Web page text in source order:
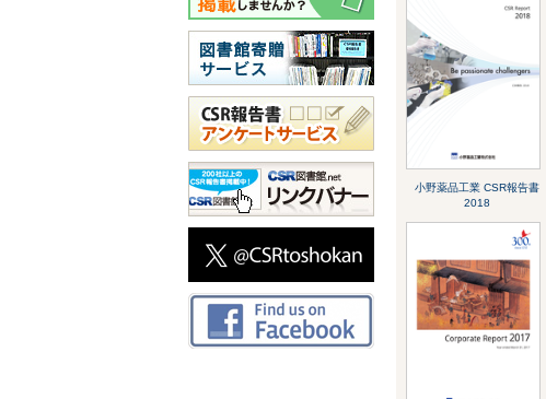
小野薬品工業 CSR報告書
2018